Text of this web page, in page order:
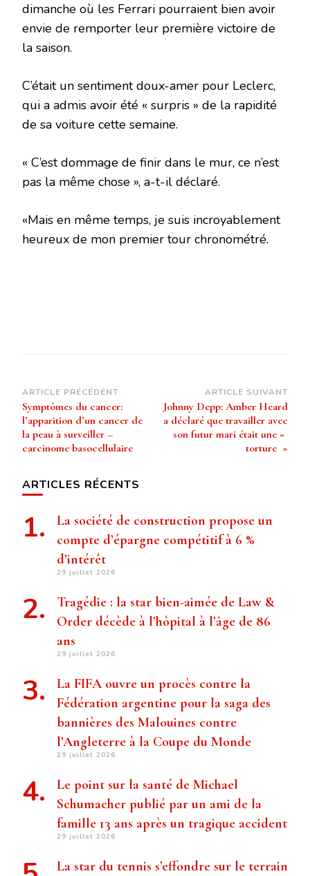
dimanche où les Ferrari pourraient bien avoir
envie de remporter leur première victoire de
la saison.
C’était un sentiment doux-amer pour Leclerc,
qui a admis avoir été « surpris » de la rapidité
de sa voiture cette semaine.
« C’est dommage de finir dans le mur, ce n’est
pas la même chose », a-t-il déclaré.
«Mais en même temps, je suis incroyablement
heureux de mon premier tour chronométré.
Navigation
d’article
ARTICLE PRÉCÉDENT
Symptômes du cancer:
l’apparition d’un cancer de
la peau à surveiller –
carcinome basocellulaire
ARTICLE SUIVANT
Johnny Depp: Amber Heard
a déclaré que travailler avec
son futur mari était une «
torture »
ARTICLES RÉCENTS
La société de construction propose un
compte d’épargne compétitif à 6 %
d’intérêt
29 juillet 2026
Tragédie : la star bien-aimée de Law &
Order décède à l’hôpital à l’âge de 86
ans
29 juillet 2026
La FIFA ouvre un procès contre la
Fédération argentine pour la saga des
bannières des Malouines contre
l’Angleterre à la Coupe du Monde
29 juillet 2026
Le point sur la santé de Michael
Schumacher publié par un ami de la
famille 13 ans après un tragique accident
29 juillet 2026
La star du tennis s’effondre sur le terrain